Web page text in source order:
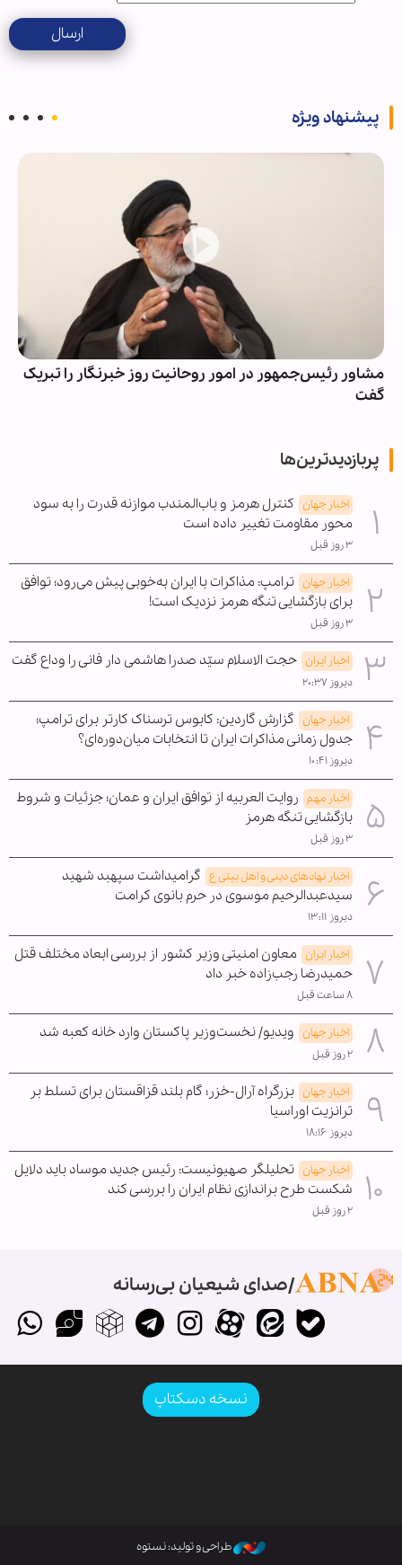
ارسال
پیشنهاد ویژه
مشاور رئیس‌جمهور در امور روحانیت روز خبرنگار را تبریک
گفت
پربازدیدترین‌ها
اخبار جهان کنترل هرمز و باب‌المندب موازنه قدرت را به سود
محور مقاومت تغییر داده است
۳ روز قبل
اخبار جهان ترامپ: مذاکرات با ایران به‌خوبی پیش می‌رود؛ توافق
برای بازگشایی تنگه هرمز نزدیک است!
۳ روز قبل
اخبار ایران حجت الاسلام سیّد صدرا هاشمی دار فانی را وداع گفت
دیروز ۲۰:۳۷
اخبار جهان گزارش گاردین: کابوس ترسناک کارتر برای ترامپ؛
جدول زمانی مذاکرات ایران تا انتخابات میان‌دوره‌ای؟
دیروز ۱۰:۴۱
اخبار مهم روایت العربیه از توافق ایران و عمان؛ جزئیات و شروط
بازگشایی تنگه هرمز
۳ روز قبل
اخبار نهادهای دینی و اهل بیتی ع گرامیداشت سپهبد شهید
سیدعبدالرحیم موسوی در حرم بانوی کرامت
دیروز ۱۳:۱۱
اخبار ایران معاون امنیتی وزیر کشور از بررسی ابعاد مختلف قتل
حمیدرضا رجب‌زاده خبر داد
۸ ساعت قبل
اخبار جهان ویدیو/ نخست‌وزیر پاکستان وارد خانه کعبه شد
۲ روز قبل
اخبار جهان بزرگراه آرال-خزر؛ گام بلند قزاقستان برای تسلط بر
ترانزیت اوراسیا
دیروز ۱۸:۱۶
اخبار جهان تحلیلگر صهیونیست: رئیس جدید موساد باید دلایل
شکست طرح براندازی نظام ایران را بررسی کند
۲ روز قبل
صدای شیعیان بی‌رسانه
نسخه دسکتاپ
طراحی و تولید: نستوه